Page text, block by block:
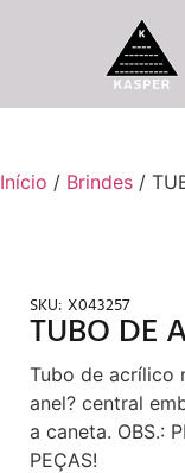
Início / Brindes /
SKU: X043257
TUBO DE
Tubo de acrílico
anel? central
a caneta. OBS.:
PEÇAS!